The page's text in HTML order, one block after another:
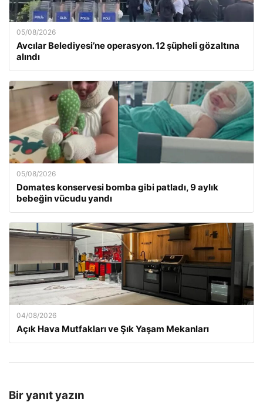
05/08/2026
Avcılar Belediyesi’ne operasyon. 12 şüpheli gözaltına
alındı
05/08/2026
Domates konservesi bomba gibi patladı, 9 aylık
bebeğin vücudu yandı
04/08/2026
Açık Hava Mutfakları ve Şık Yaşam Mekanları
Bir yanıt yazın